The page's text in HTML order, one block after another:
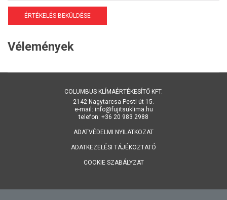
ÉRTÉKELÉS BEKÜLDÉSE
Vélemények
COLUMBUS KLÍMAÉRTÉKESÍTŐ KFT.
2142 Nagytarcsa Pesti út 15.
e-mail: info@fujitsuklima.hu
telefon: +36 20 983 2988
ADATVÉDELMI NYILATKOZAT
ADATKEZELÉSI TÁJÉKOZTATÓ
COOKIE SZABÁLYZAT